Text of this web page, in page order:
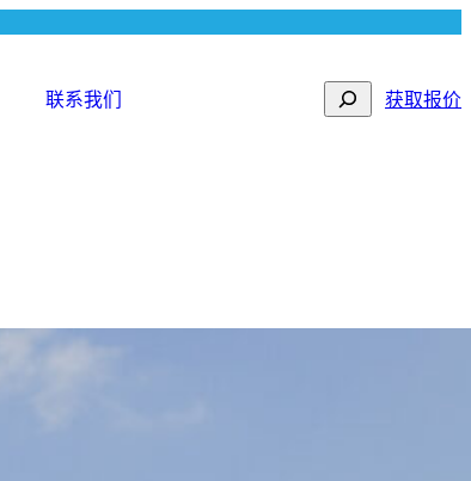
联系我们 Search获取报价